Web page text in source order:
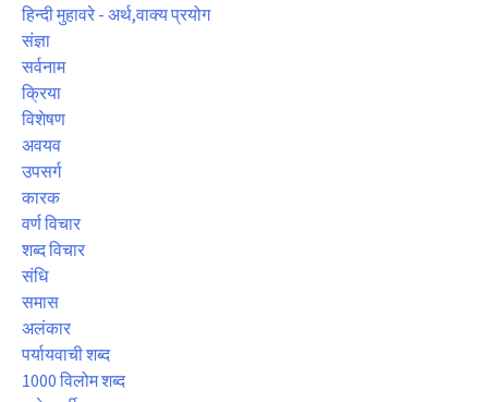
हिन्दी मुहावरे - अर्थ,वाक्य प्रयोग
संज्ञा
सर्वनाम
क्रिया
विशेषण
अवयव
उपसर्ग
कारक
वर्ण विचार
शब्द विचार
संधि
समास
अलंकार
पर्यायवाची शब्द
1000 विलोम शब्द